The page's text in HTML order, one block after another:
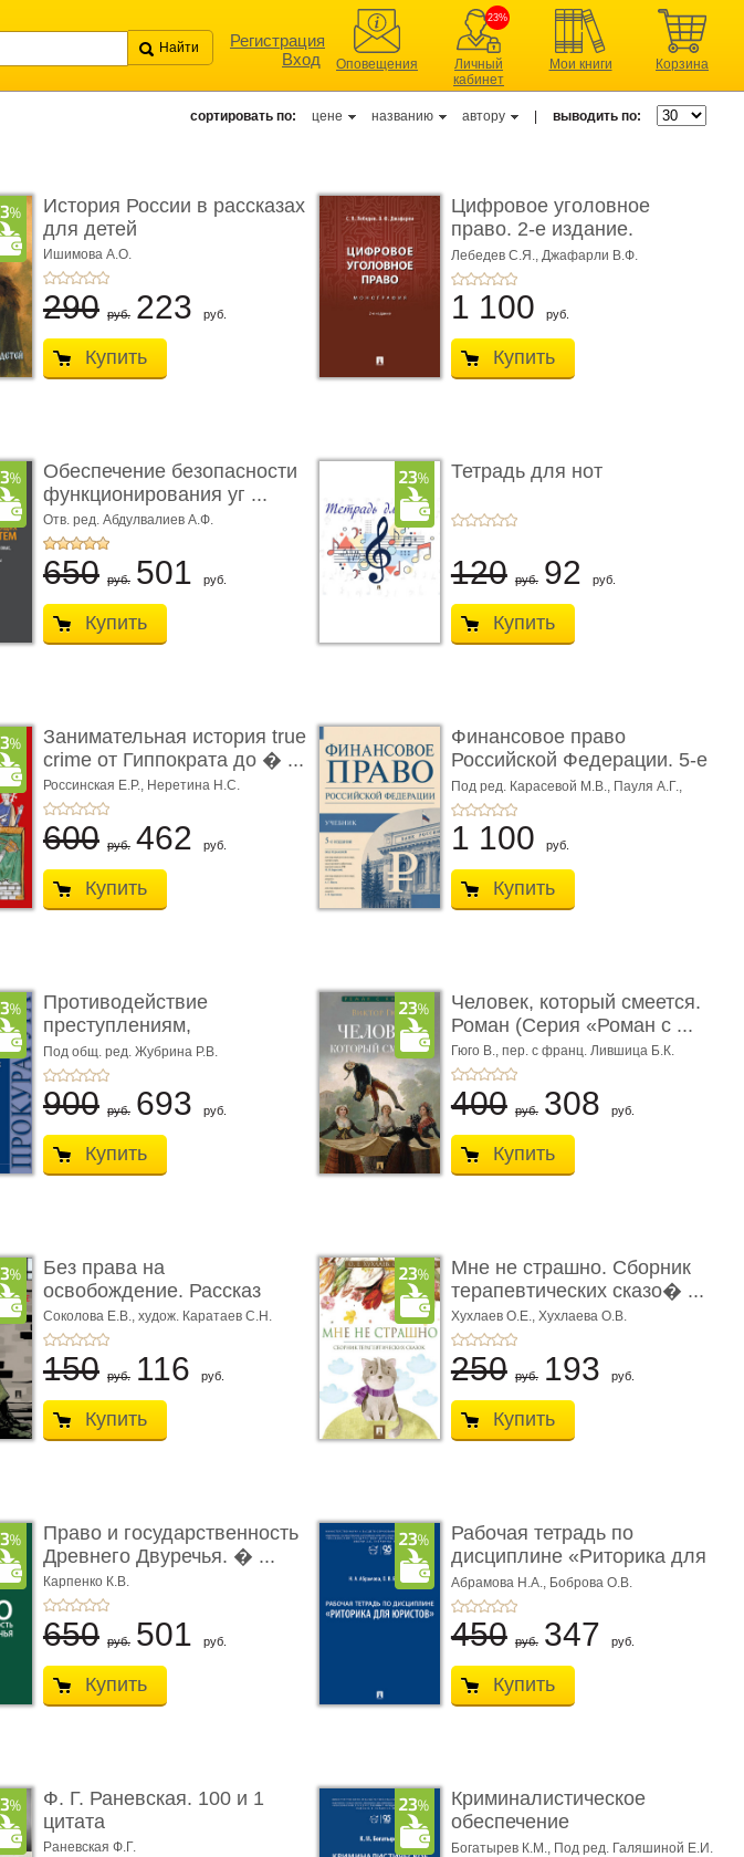
Регистрация
Вход
Оповещения
23%
Личный
кабинет
Мои книги Корзина
сортировать по: цене названию автору выводить по:
История России в рассказах
для детей
Ишимова А.О.
290 руб. 223 руб.
Купить
Цифровое уголовное
право. 2-е издание.
Монограф ...
Лебедев С.Я., Джафарли В.Ф.
1 100 руб.
Купить
Обеспечение безопасности
функционирования уг ...
Отв. ред. Абдулвалиев А.Ф.
650 руб. 501 руб.
Купить
Тетрадь для нот
120 руб. 92 руб.
Купить
Занимательная история true
crime от Гиппократа до � ...
Россинская Е.Р., Неретина Н.С.
600 руб. 462 руб.
Купить
Финансовое право
Российской Федерации. 5-е
изд� ...
Под ред. Карасевой М.В., Пауля А.Г.,
Красюкова А.В.
1 100 руб.
Купить
Противодействие
преступлениям,
совершаемым с ...
Под общ. ред. Жубрина Р.В.
900 руб. 693 руб.
Купить
Человек, который смеется.
Роман (Серия «Роман с ...
Гюго В., пер. с франц. Лившица Б.К.
400 руб. 308 руб.
Купить
Без права на
освобождение. Рассказ
Соколова Е.В., худож. Каратаев С.Н.
150 руб. 116 руб.
Купить
Мне не страшно. Сборник
терапевтических сказо� ...
Хухлаев О.Е., Хухлаева О.В.
250 руб. 193 руб.
Купить
Право и государственность
Древнего Двуречья. � ...
Карпенко К.В.
650 руб. 501 руб.
Купить
Рабочая тетрадь по
дисциплине «Риторика для
ю� ...
Абрамова Н.А., Боброва О.В.
450 руб. 347 руб.
Купить
Ф. Г. Раневская. 100 и 1
цитата
Раневская Ф.Г.
Криминалистическое
обеспечение
медиабезопас� ...
Богатырев К.М., Под ред. Галяшиной Е.И.